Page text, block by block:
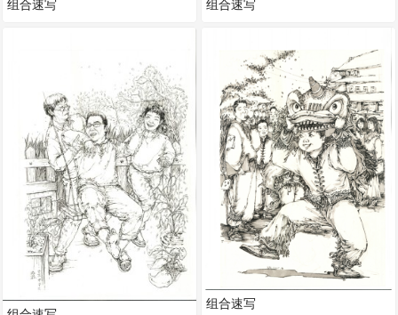
组合速写 组合速写
组合速写